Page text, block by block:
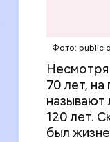
Фото: public
Несмотря
70 лет,
называют
120 лет.
был